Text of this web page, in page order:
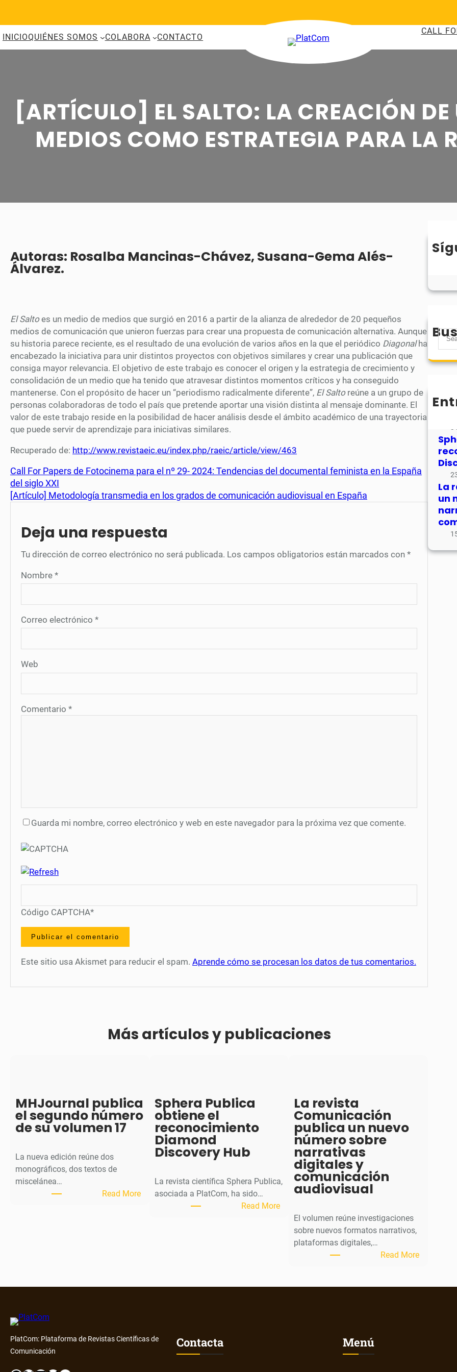
INICIOQUIÉNES SOMOS COLABORA CONTACTO
CALL
[ARTÍCULO] EL SALTO: LA CREACIÓN DE
MEDIOS COMO ESTRATEGIA PARA LA
Autoras: Rosalba Mancinas-Chávez, Susana-Gema Alés-
Álvarez.
El Saltoes un medio de medios que surgió en 2016 a partir de la alianza de alrededor de 20 pequeños
medios de comunicación que unieron fuerzas para crear una propuesta de comunicación alternativa. Aunque
su historia parece reciente, es el resultado de una evolución de varios años en la que el periódico Diagonalha
encabezado la iniciativa para unir distintos proyectos con objetivos similares y crear una publicación que
consiga mayor relevancia. El objetivo de este trabajo es conocer el origen y la estrategia de crecimiento y
consolidación de un medio que ha tenido que atravesar distintos momentos críticos y ha conseguido
mantenerse. Con el propósito de hacer un “periodismo radicalmente diferente”, El Saltoreúne a un grupo de
personas colaboradoras de todo el país que pretende aportar una visión distinta al mensaje dominante. El
valor de este trabajo reside en la posibilidad de hacer análisis desde el ámbito académico de una trayectoria
que puede servir de aprendizaje para iniciativas similares.
Recuperado de: http://www.revistaeic.eu/index.php/raeic/article/view/463
Call For Papers de Fotocinema para el nº 29- 2024: Tendencias del documental feminista en la España
del siglo XXI
[Artículo] Metodología transmedia en los grados de comunicación audiovisual en España
Deja una respuesta
Tu dirección de correo electrónico no será publicada. Los campos obligatorios están marcados con *
Nombre *
Correo electrónico *
Web
Comentario *
Guarda mi nombre, correo electrónico y web en este navegador para la próxima vez que comente.
Código CAPTCHA*
Este sitio usa Akismet para reducir el spam. Aprende cómo se procesan los datos de tus comentarios.
Más artículos y publicaciones
MHJournal publica
el segundo número
de su volumen 17
La nueva edición reúne dos
monográficos, dos textos de
miscelánea…
Read More:
b
Sphera Publica
obtiene el
reconocimiento
Diamond
Discovery Hub
La revista científica Sphera Publica,
asociada a PlatCom, ha sido…
Read More:
La revista
Comunicación
publica un nuevo
número sobre
narrativas
digitales y
comunicación
audiovisual
El volumen reúne investigaciones
sobre nuevos formatos narrativos,
plataformas digitales,…
Read More:
S
a
h
La
un
PlatCom: Plataforma de Revistas Científicas de
Comunicación
Contacta Menú